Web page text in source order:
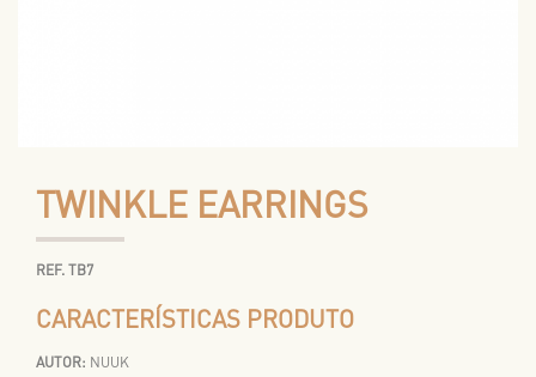
TWINKLE EARRINGS
REF. TB7
CARACTERÍSTICAS PRODUTO
AUTOR: NUUK